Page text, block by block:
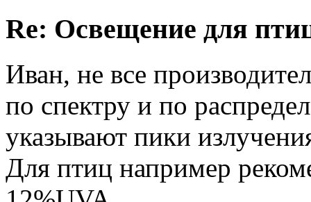
Re: Освещение для
Иван, не все
по спектру и по
указывают пики
Для птиц например